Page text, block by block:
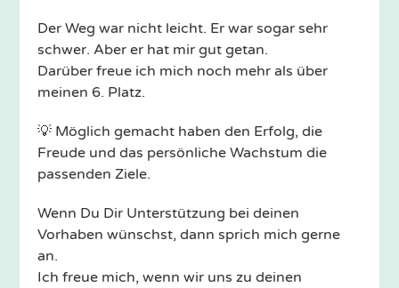
Der Weg war nicht leicht. Er war sogar sehr
schwer. Aber er hat mir gut getan.
Darüber freue ich mich noch mehr als über
meinen 6. Platz.
💡 Möglich gemacht haben den Erfolg, die
Freude und das persönliche Wachstum die
passenden Ziele.
Wenn Du Dir Unterstützung bei deinen
Vorhaben wünschst, dann sprich mich gerne
an.
Ich freue mich, wenn wir uns zu deinen